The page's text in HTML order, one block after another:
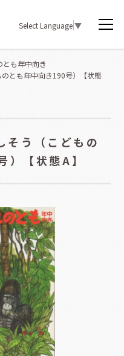
Select Language▼
とも年中向き
とも年中向き190号）【状態
う（こどもの
）【状態A】